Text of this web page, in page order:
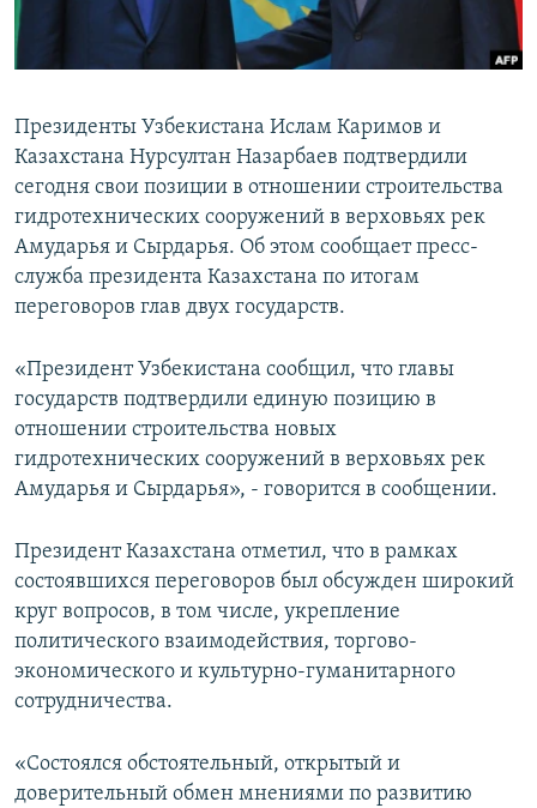
Президенты Узбекистана Ислам Каримов и
Казахстана Нурсултан Назарбаев подтвердили
сегодня свои позиции в отношении строительства
гидротехнических сооружений в верховьях рек
Амударья и Сырдарья. Об этом сообщает пресс-
служба президента Казахстана по итогам
переговоров глав двух государств.
«Президент Узбекистана сообщил, что главы
государств подтвердили единую позицию в
отношении строительства новых
гидротехнических сооружений в верховьях рек
Амударья и Сырдарья», - говорится в сообщении.
Президент Казахстана отметил, что в рамках
состоявшихся переговоров был обсужден широкий
круг вопросов, в том числе, укрепление
политического взаимодействия, торгово-
экономического и культурно-гуманитарного
сотрудничества.
«Состоялся обстоятельный, открытый и
доверительный обмен мнениями по развитию